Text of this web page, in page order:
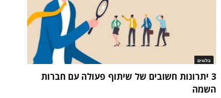
בלוגים
3 יתרונות חשובים של שיתוף פעולה עם חברות
השמה